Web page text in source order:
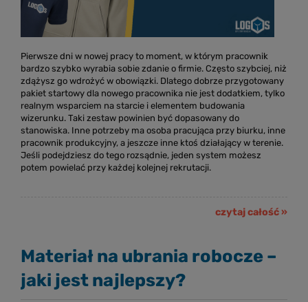
Pierwsze dni w nowej pracy to moment, w którym pracownik
bardzo szybko wyrabia sobie zdanie o firmie. Często szybciej, niż
zdążysz go wdrożyć w obowiązki. Dlatego dobrze przygotowany
pakiet startowy dla nowego pracownika nie jest dodatkiem, tylko
realnym wsparciem na starcie i elementem budowania
wizerunku. Taki zestaw powinien być dopasowany do
stanowiska. Inne potrzeby ma osoba pracująca przy biurku, inne
pracownik produkcyjny, a jeszcze inne ktoś działający w terenie.
Jeśli podejdziesz do tego rozsądnie, jeden system możesz
potem powielać przy każdej kolejnej rekrutacji.
czytaj całość »
Materiał na ubrania robocze –
jaki jest najlepszy?